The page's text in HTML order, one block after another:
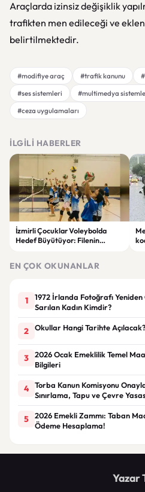
Araçlarda izinsiz değişiklik
trafikten men edileceği ve
belirtilmektedir.
#modifiye araç #trafik kanunu
#ses sistemleri
#multimedya
#ceza uygulamaları
İLGILI HABERLER
İzmirli Çocuklar Voleybolda
Hedef Büyütüyor: Filenin
EN ÇOK OKUNANLAR
1
1972 İrlanda Fotoğrafı
Sarılan Kadın Kimdir?
2 Okullar Hangi Tarihte
3
2026 Ocak Emeklilik Temel
Bilgileri
4
Torba Kanun Komisyonu
Sınırlama, Tapu ve Çevre
5
2026 Emekli Zammı: Taban
Ödeme Hesaplama!
Yazar